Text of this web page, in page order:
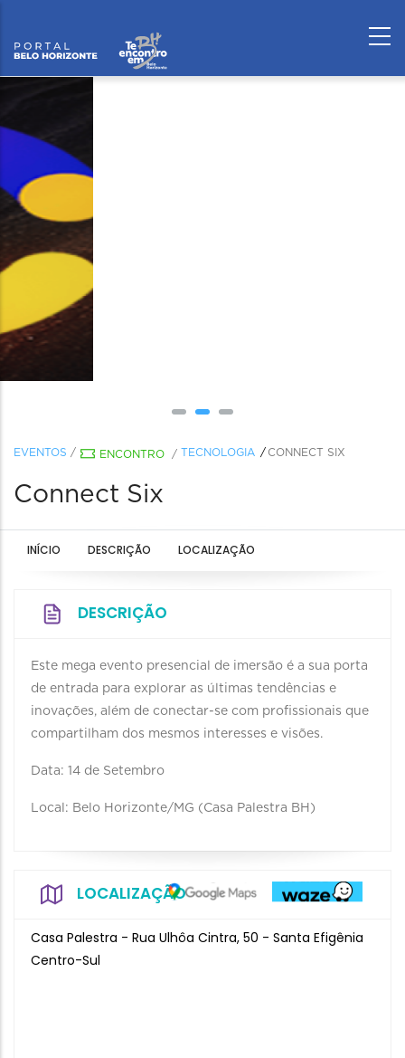
EVENTOS / ENCONTRO / TECNOLOGIA CONNECT SIX
Connect Six
INÍCIO DESCRIÇÃO LOCALIZAÇÃO
DESCRIÇÃO
Este mega evento presencial de imersão é a sua porta
de entrada para explorar as últimas tendências e
inovações, além de conectar-se com profissionais que
compartilham dos mesmos interesses e visões.
Data: 14 de Setembro
Local: Belo Horizonte/MG (Casa Palestra BH)
LOCALIZAÇÃO
Casa Palestra - Rua Ulhôa Cintra, 50 - Santa Efigênia
Centro-Sul